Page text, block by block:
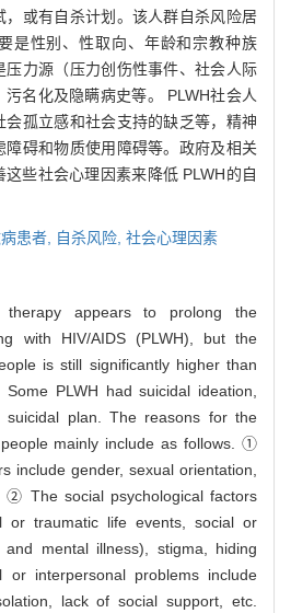
，或有自杀计划。该人群自杀风险居
是性别、性取向、年龄和宗教种族
压力源（压力创伤性事件、社会人际
名化及隐瞒病史等。 PLWH社会人
会孤立感和社会支持的缺乏等，精神
碍和物质使用障碍等。政府及相关
些社会心理因素来降低 PLWH的自
患者, 自杀风险, 社会心理因素
therapy appears to prolong the
with HIV/AIDS (PLWH), but the
is still significantly higher than
PLWH had suicidal ideation,
suicidal plan. The reasons for the
mainly include as follows. ①
include gender, sexual orientation,
② The social psychological factors
or traumatic life events, social or
and mental illness), stigma, hiding
or interpersonal problems include
lack of social support, etc.